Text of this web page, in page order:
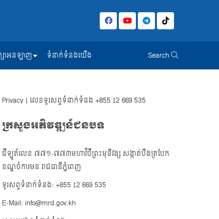
សាអនឡាញ ទំនាក់ទំនងយើង Search
Privacy | លេខទូរសព្ទទំនាក់ទំនង +855 12 669 535
ក្រសួងអភិវឌ្ឍន៍ជនបទ
ដីឡូត៍លេខ ៧៧១-៧៧៣មហាវិថីព្រះមុនីវង្ស សង្កាត់បឹងត្របែក
ខណ្ឌចំការមន រាជធានីភ្នំពេញ
ទូរសព្ទទំនាក់ទំនង: +855 12 669 535
E-Mail: info@mrd.gov.kh